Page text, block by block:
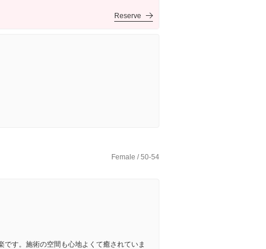
Reserve
Female / 50-54
す。施術の空間も心地よくて癒されていま